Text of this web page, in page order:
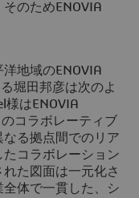
のためENOVIA
地域のENOVIA
堀田邦彦は次のよ
様はENOVIA
コラボレーティブ
る拠点間でのリア
コラボレーション
た図面は一元化さ
体で一貫した、シ